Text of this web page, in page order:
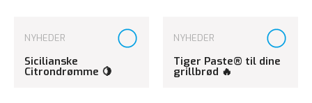
NYHEDER
Sicilianske
Citrondrømme 🍋
NYHEDER
Tiger Paste® til dine
grillbrød 🔥